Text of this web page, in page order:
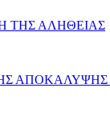
ΤΗΣ ΑΛΗΘΕΙΑΣ